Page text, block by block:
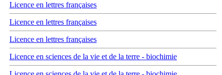
Licence en lettres françaises
Licence en lettres françaises
Licence en lettres françaises
Licence en sciences de la vie et de la terre - biochimie